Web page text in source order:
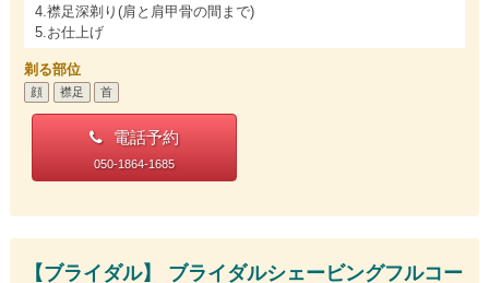
4.襟足深剃り(肩と肩甲骨の間まで)
5.お仕上げ
剃る部位
顔 襟足 首
電話予約
050-1864-1685
【ブライダル】 ブライダルシェービングフルコー